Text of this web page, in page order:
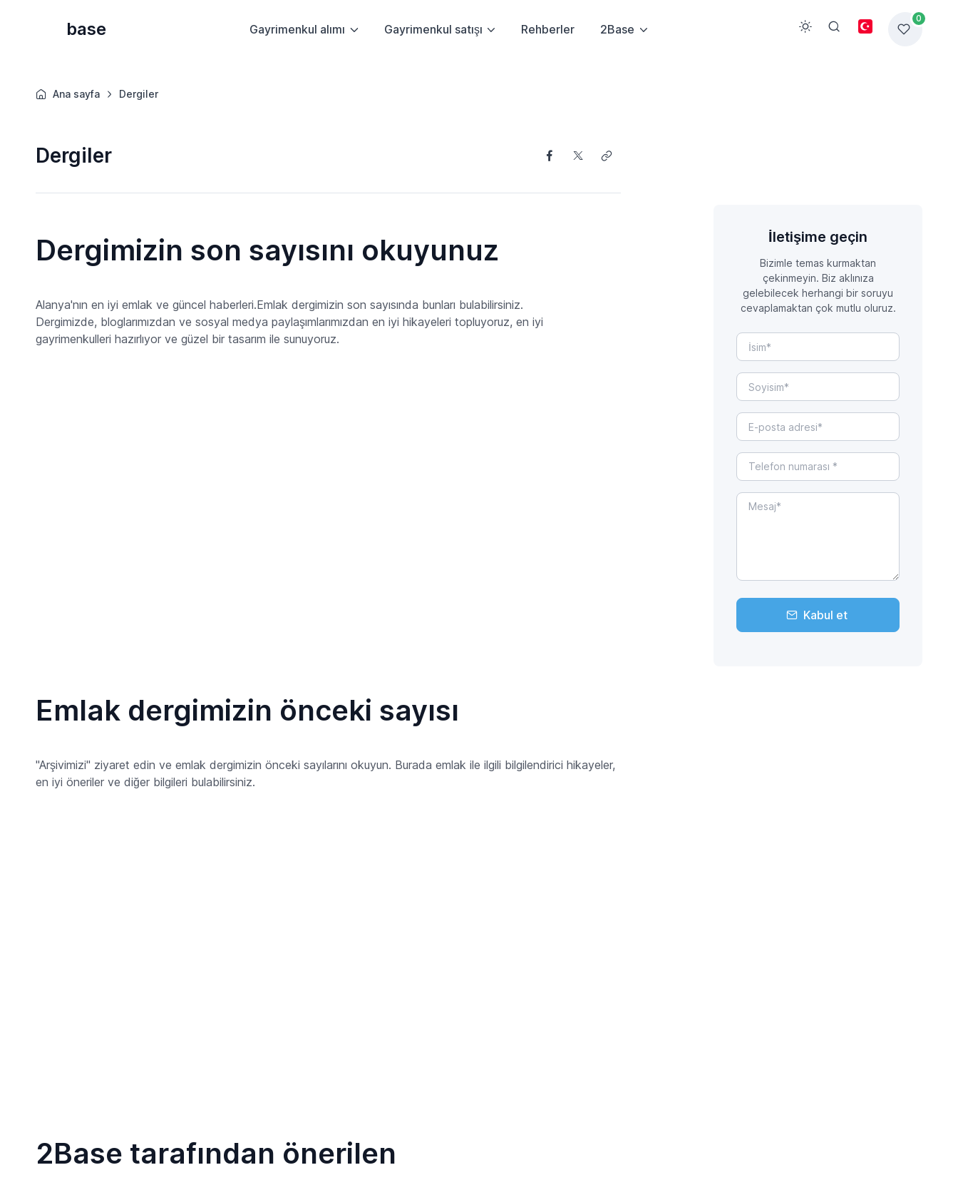
base Gayrimenkul alımı Gayrimenkul satışı Rehberler 2Base
0
Ana sayfa Dergiler
Dergiler
Dergimizin son sayısını okuyunuz
Alanya'nın en iyi emlak ve güncel haberleri.Emlak dergimizin son sayısında bunları bulabilirsiniz.
Dergimizde, bloglarımızdan ve sosyal medya paylaşımlarımızdan en iyi hikayeleri topluyoruz, en iyi
gayrimenkulleri hazırlıyor ve güzel bir tasarım ile sunuyoruz.
Emlak dergimizin önceki sayısı
"Arşivimizi" ziyaret edin ve emlak dergimizin önceki sayılarını okuyun. Burada emlak ile ilgili bilgilendirici hikayeler,
en iyi öneriler ve diğer bilgileri bulabilirsiniz.
2Base tarafından önerilen
İletişime geçin
Bizimle temas kurmaktan
çekinmeyin. Biz aklınıza
gelebilecek herhangi bir soruyu
cevaplamaktan çok mutlu oluruz.
Kabul et